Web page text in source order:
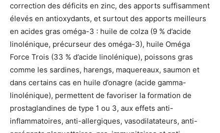
correction des déficits en zinc, des apports suffisamment
élevés en antioxydants, et surtout des apports meilleurs
en acides gras oméga-3 : huile de colza (9 % d’acide
linolénique, précurseur des oméga-3), huile Oméga
Force Trois (33 % d’acide linolénique), poissons gras
comme les sardines, harengs, maquereaux, saumon et
dans certains cas en huile d’onagre (acide gamma-
linolénique), permettent de favoriser la formation de
prostaglandines de type 1 ou 3, aux effets anti-
inflammatoires, anti-allergiques, vasodilatateurs, anti-